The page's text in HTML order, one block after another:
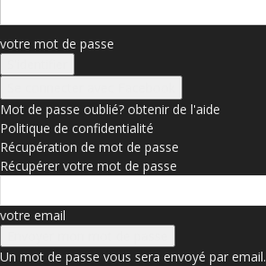
votre mot de passe
Mot de passe oublié? obtenir de l'aide
Politique de confidentialité
Récupération de mot de passe
Récupérer votre mot de passe
votre email
Un mot de passe vous sera envoyé par email.